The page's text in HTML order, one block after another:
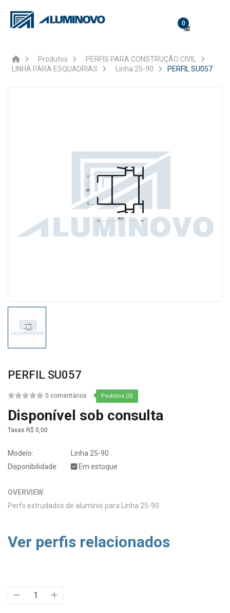
0
Produtos
PERFIS PARA CONSTRUÇÃO CIVIL
LINHA PARA ESQUADRIAS
Linha 25-90 PERFIL SU057
PERFIL SU057
0 comentários Pedidos (0)
Disponível sob consulta
Taxas R$ 0,00
Modelo:
Linha 25-90
Disponibilidade:
Em estoque
OVERVIEW
Perfs extrudados de alumínio para Linha 25-90
Ver perfis relacionados